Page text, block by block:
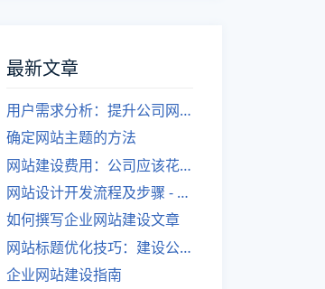
最新文章
用户需求分析：提升公司网站建设效果
确定网站主题的方法
网站建设费用：公司应该花费多少？
网站设计开发流程及步骤 - 优化后的标题
如何撰写企业网站建设文章
网站标题优化技巧：建设公司的专业指导
企业网站建设指南